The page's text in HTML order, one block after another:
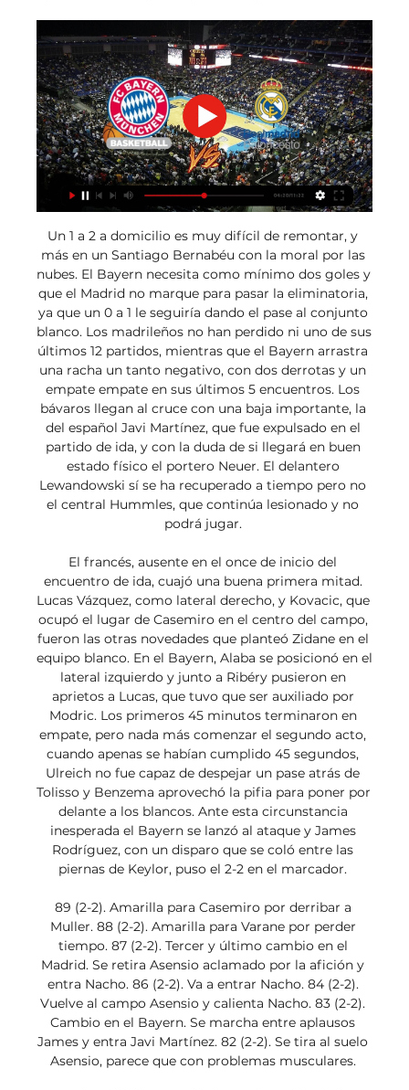
Un 1 a 2 a domicilio es muy difícil de remontar, y
más en un Santiago Bernabéu con la moral por las
nubes. El Bayern necesita como mínimo dos goles y
que el Madrid no marque para pasar la eliminatoria,
ya que un 0 a 1 le seguiría dando el pase al conjunto
blanco. Los madrileños no han perdido ni uno de sus
últimos 12 partidos, mientras que el Bayern arrastra
una racha un tanto negativo, con dos derrotas y un
empate empate en sus últimos 5 encuentros. Los
bávaros llegan al cruce con una baja importante, la
del español Javi Martínez, que fue expulsado en el
partido de ida, y con la duda de si llegará en buen
estado físico el portero Neuer. El delantero
Lewandowski sí se ha recuperado a tiempo pero no
el central Hummles, que continúa lesionado y no
podrá jugar.
El francés, ausente en el once de inicio del
encuentro de ida, cuajó una buena primera mitad.
Lucas Vázquez, como lateral derecho, y Kovacic, que
ocupó el lugar de Casemiro en el centro del campo,
fueron las otras novedades que planteó Zidane en el
equipo blanco. En el Bayern, Alaba se posicionó en el
lateral izquierdo y junto a Ribéry pusieron en
aprietos a Lucas, que tuvo que ser auxiliado por
Modric. Los primeros 45 minutos terminaron en
empate, pero nada más comenzar el segundo acto,
cuando apenas se habían cumplido 45 segundos,
Ulreich no fue capaz de despejar un pase atrás de
Tolisso y Benzema aprovechó la pifia para poner por
delante a los blancos. Ante esta circunstancia
inesperada el Bayern se lanzó al ataque y James
Rodríguez, con un disparo que se coló entre las
piernas de Keylor, puso el 2-2 en el marcador.
89 (2-2). Amarilla para Casemiro por derribar a
Muller. 88 (2-2). Amarilla para Varane por perder
tiempo. 87 (2-2). Tercer y último cambio en el
Madrid. Se retira Asensio aclamado por la afición y
entra Nacho. 86 (2-2). Va a entrar Nacho. 84 (2-2).
Vuelve al campo Asensio y calienta Nacho. 83 (2-2).
Cambio en el Bayern. Se marcha entre aplausos
James y entra Javi Martínez. 82 (2-2). Se tira al suelo
Asensio, parece que con problemas musculares.